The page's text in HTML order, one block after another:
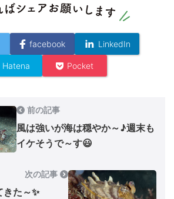
facebook LinkedIn
Hatena Pocket
前の記事
風は強いが海は穏やか～♪週末も
イケそうで～す😃
次の記事
た～✨